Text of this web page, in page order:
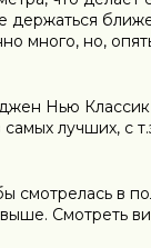
много, но,
Нью
лучших, с
смотрелась
Смотреть